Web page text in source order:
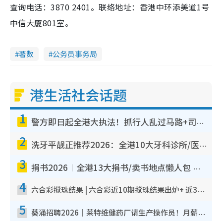
查询电话：3870 2401。联络地址：香港中环添美道1号
中信大厦801室。
著数 公务员事务局
港生活社会话题
1 警方即日起全港大执法！抓行人乱过马路+司机不专注驾驶！乱过马路罚$2000
2 洗牙平靓正推荐2026：全港10大牙科诊所/医院懒人包，夜诊至8点/镇静洁牙/医疗券适用
3 捐书2026︱全港13大捐书/卖书地点懒人包 二手课本最高$150＋旧书换免费咖啡/戏票
4 六合彩搅珠结果 | 六合彩近10期搅珠结果出炉+ 近30期最旺热门中奖号码
5 葵涌招聘2026｜莱特维健药厂请生产操作员！月薪高达$1.7万 冷气厂房/五天工作/保障双粮